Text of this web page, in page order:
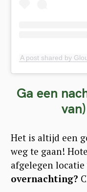
Ga een
Het is altijd een
weg te gaan!
afgelegen locatie
overnachting?